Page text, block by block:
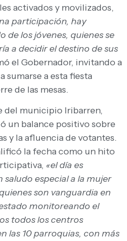
activados y movilizados,
participación, hay
de los jóvenes, quienes se
a decidir el destino de sus
el Gobernador, invitando a
sumarse a esta fiesta
de las mesas.
del municipio Iribarren,
un balance positivo sobre
y la afluencia de votantes.
la fecha como un hito
«el día es
especial a la mujer
son vanguardia en
monitoreando el
todos los centros
las 10 parroquias, con más